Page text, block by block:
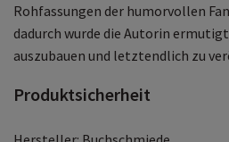
Rohfassungen der humorvollen
dadurch wurde die Autorin
auszubauen und letztendlich zu
Produktsicherheit